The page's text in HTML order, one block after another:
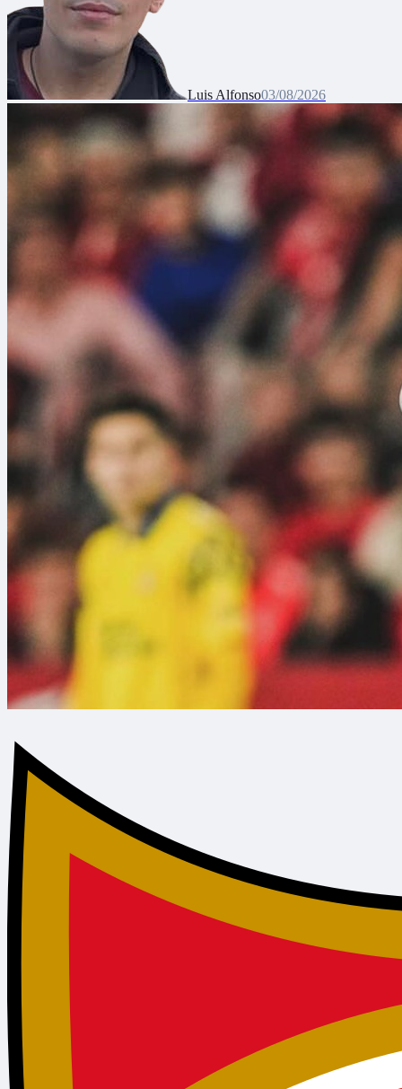
Luis Alfonso03/08/2026